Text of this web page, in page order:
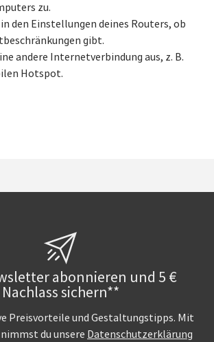
zu.
den Einstellungen deines Routers, ob
gibt.
andere Internetverbindung aus, z. B.
Hotspot.
abonnieren und 5 €
Nachlass sichern**
Preisvorteile und Gestaltungstipps. Mit
du unsere Datenschutzerklärung